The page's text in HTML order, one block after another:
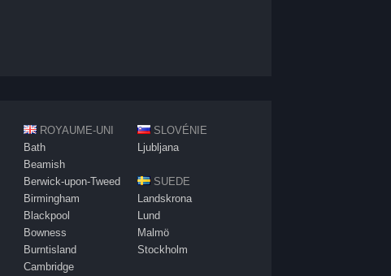
ROYAUME-UNI
Bath
Beamish
Berwick-upon-Tweed
Birmingham
Blackpool
Bowness
Burntisland
Cambridge
SLOVÉNIE
Ljubljana
SUEDE
Landskrona
Lund
Malmö
Stockholm